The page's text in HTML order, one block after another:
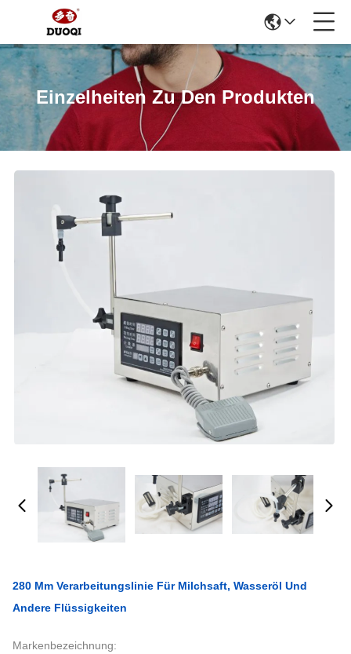
Einzelheiten Zu Den Produkten
280 Mm Verarbeitungslinie Für Milchsaft, Wasseröl Und
Andere Flüssigkeiten
Markenbezeichnung: